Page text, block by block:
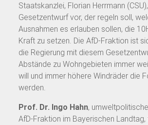
Staatskanzlei, Florian Herrmann
Gesetzentwurf vor, der regeln soll,
Ausnahmen es erlauben sollen, die
Kraft zu setzen. Die AfD-Fraktion ist
die Regierung mit diesem
Abstände zu Wohngebieten immer
will und immer höhere Windräder die
werden.
Prof. Dr. Ingo Hahn,
AfD-Fraktion im Bayerischen Landtag,